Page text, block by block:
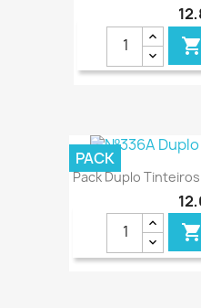

Pack Duplo

PACK